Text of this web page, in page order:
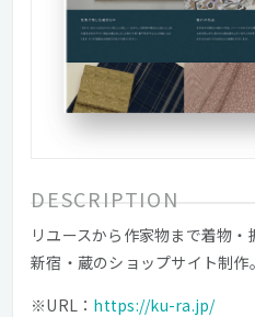
DESCRIPTION
リユースから作家物まで着物・
新宿・蔵のショップサイト制作。
※URL： https://ku-ra.jp/